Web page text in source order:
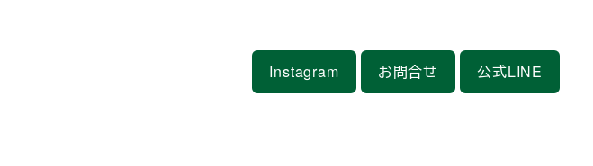
Instagram お問合せ 公式LINE